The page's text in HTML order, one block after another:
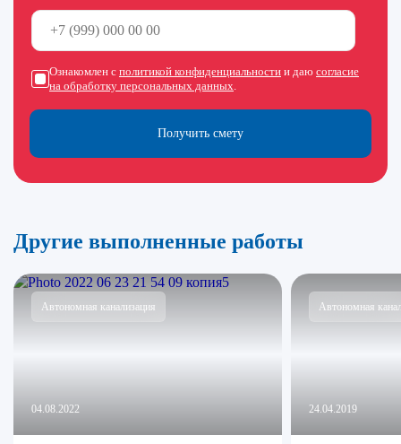
Получить смету
Ознакомлен с политикой конфиденциальности и даю согласие
на обработку персональных данных.
Другие выполненные работы
Автономная канализация
04.08.2022
Автономная
24.04.2019